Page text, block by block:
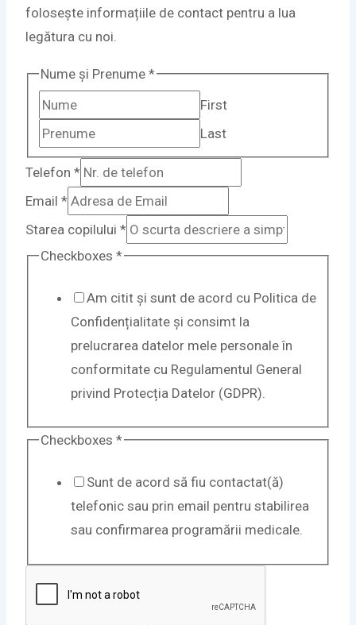
folosește informațiile de contact pentru a lua
legătura cu noi.
copilului
Telefon
Nume și Prenume *
First
Last
Telefon *
Email *
Starea copilului *
Checkboxes *
Am citit și sunt de acord cu Politica de
Confidențialitate și consimt la
prelucrarea datelor mele personale în
conformitate cu Regulamentul General
privind Protecția Datelor (GDPR).
Checkboxes *
Sunt de acord să fiu contactat(ă)
telefonic sau prin email pentru stabilirea
sau confirmarea programării medicale.